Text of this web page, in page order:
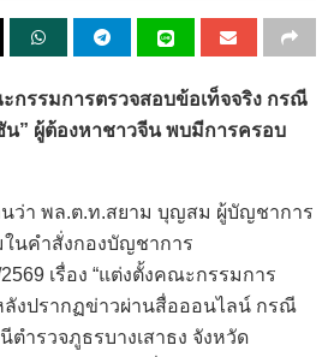
กรรมการตรวจสอบข้อเท็จจริง กรณี
น” ผู้ต้องหาชาวจีน พบมีการครอบ
นว่า พล.ต.ท.สยาม บุญสม ผู้บัญชาการ
นคำสั่งกองบัญชาการ
เรื่อง “แต่งตั้งคณะกรรมการ
ลังปรากฏข่าวผ่านสื่อออนไลน์ กรณี
ำรวจภูธรบางเสาธง จังหวัด